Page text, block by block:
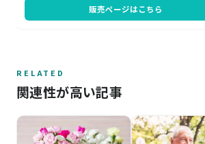
り、お揃いでさわやかに着こなせるので、夫婦ペ
贈るのも素敵です。
販売ページはこちら
RELATED
関連性が高い記事